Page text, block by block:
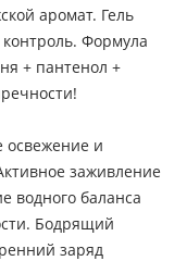
аромат. Гель
Формула
+ пантенол +
освежение и
заживление
водного баланса
Бодрящий
заряд